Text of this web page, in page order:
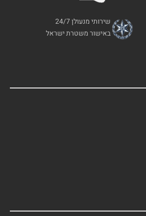
שירותי מנעולן 24/7
באישור משטרת ישראל